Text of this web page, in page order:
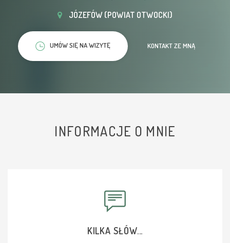
JÓZEFÓW (POWIAT OTWOCKI)
UMÓW SIĘ NA WIZYTĘ KONTAKT ZE MNĄ
INFORMACJE O MNIE
KILKA SŁÓW...